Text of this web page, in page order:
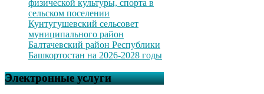
физической культуры, спорта в
сельском поселении
Кунтугушевский сельсовет
муниципального район
Балтачевский район Республики
Башкортостан на 2026-2028 годы
Электронные услуги